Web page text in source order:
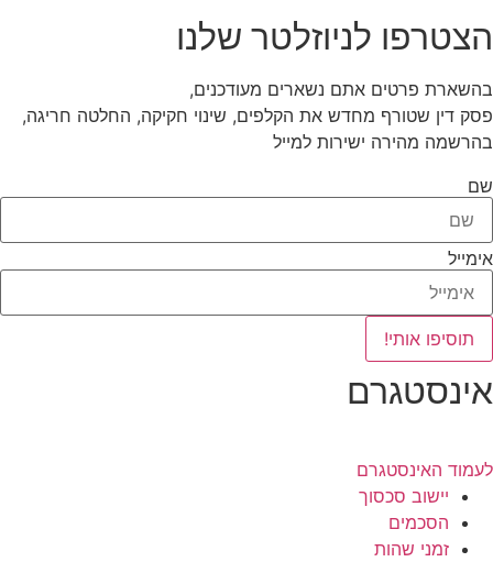
הצטרפו לניוזלטר שלנו
בהשארת פרטים אתם נשארים מעודכנים,
פסק דין שטורף מחדש את הקלפים, שינוי חקיקה, החלטה חריגה,
בהרשמה מהירה ישירות למייל
שם
אימייל
תוסיפו אותי!
אינסטגרם
לעמוד האינסטגרם
יישוב סכסוך
הסכמים
זמני שהות